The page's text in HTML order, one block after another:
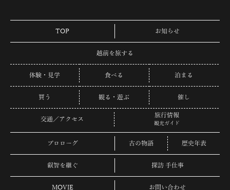
TOP お知らせ
越前を旅する
体験・見学 食べる 泊まる
買う 観る・遊ぶ 催し
交通／アクセス
旅行情報
観光ガイド
プロローグ 古の物語 歴史年表
叡智を継ぐ 探訪 手仕事
MOVIE お問い合わせ